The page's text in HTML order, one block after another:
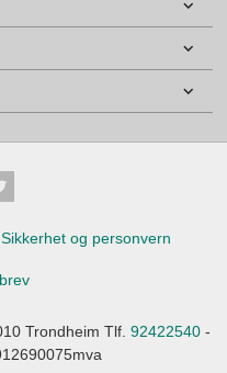
Sikkerhet og personvern
Trondheim Tlf. 92422540-